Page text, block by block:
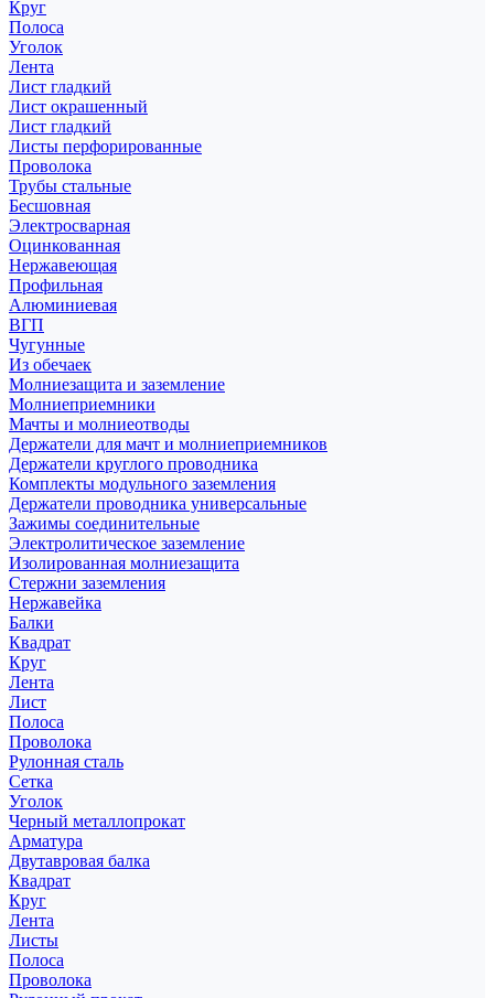
Круг
Полоса
Уголок
Лента
Лист гладкий
Лист окрашенный
Лист гладкий
Листы перфорированные
Проволока
Трубы стальные
Бесшовная
Электросварная
Оцинкованная
Нержавеющая
Профильная
Алюминиевая
ВГП
Чугунные
Из обечаек
Молниезащита и заземление
Молниеприемники
Мачты и молниеотводы
Держатели для мачт и молниеприемников
Держатели круглого проводника
Комплекты модульного заземления
Держатели проводника универсальные
Зажимы соединительные
Электролитическое заземление
Изолированная молниезащита
Стержни заземления
Нержавейка
Балки
Квадрат
Круг
Лента
Лист
Полоса
Проволока
Рулонная сталь
Сетка
Уголок
Черный металлопрокат
Арматура
Двутавровая балка
Квадрат
Круг
Лента
Листы
Полоса
Проволока